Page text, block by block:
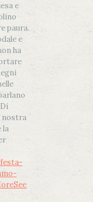
e
paura.
e
ha
nostra
la
See